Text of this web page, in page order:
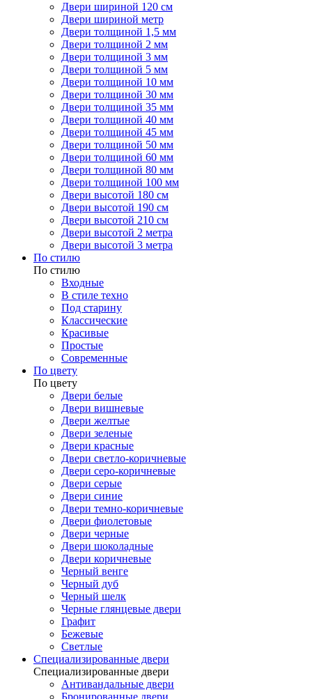
Двери шириной 120 см
Двери шириной метр
Двери толщиной 1,5 мм
Двери толщиной 2 мм
Двери толщиной 3 мм
Двери толщиной 5 мм
Двери толщиной 10 мм
Двери толщиной 30 мм
Двери толщиной 35 мм
Двери толщиной 40 мм
Двери толщиной 45 мм
Двери толщиной 50 мм
Двери толщиной 60 мм
Двери толщиной 80 мм
Двери толщиной 100 мм
Двери высотой 180 см
Двери высотой 190 см
Двери высотой 210 см
Двери высотой 2 метра
Двери высотой 3 метра
По стилю
По стилю
Входные
В стиле техно
Под старину
Классические
Красивые
Простые
Современные
По цвету
По цвету
Двери белые
Двери вишневые
Двери желтые
Двери зеленые
Двери красные
Двери светло-коричневые
Двери серо-коричневые
Двери серые
Двери синие
Двери темно-коричневые
Двери фиолетовые
Двери черные
Двери шоколадные
Двери коричневые
Черный венге
Черный дуб
Черный шелк
Черные глянцевые двери
Графит
Бежевые
Светлые
Специализированные двери
Специализированные двери
Антивандальные двери